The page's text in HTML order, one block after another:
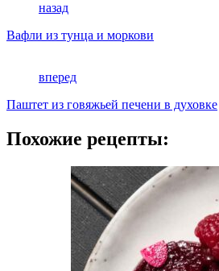
назад
Вафли из тунца и моркови
вперед
Паштет из говяжьей печени в духовке
Похожие рецепты: